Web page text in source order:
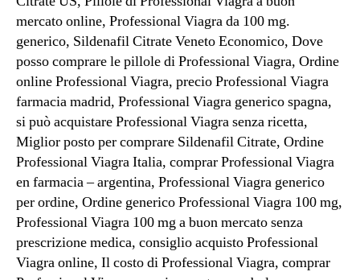
mercato online, Professional Viagra da 100 mg.
generico, Sildenafil Citrate Veneto Economico, Dove
posso comprare le pillole di Professional Viagra, Ordine
online Professional Viagra, precio Professional Viagra
farmacia madrid, Professional Viagra generico spagna,
si può acquistare Professional Viagra senza ricetta,
Miglior posto per comprare Sildenafil Citrate, Ordine
Professional Viagra Italia, comprar Professional Viagra
en farmacia – argentina, Professional Viagra generico
per ordine, Ordine generico Professional Viagra 100 mg,
Professional Viagra 100 mg a buon mercato senza
prescrizione medica, consiglio acquisto Professional
Viagra online, Il costo di Professional Viagra, comprar